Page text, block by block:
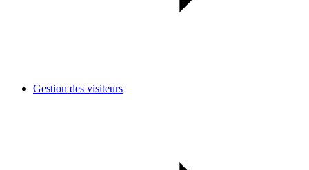
Gestion des visiteurs